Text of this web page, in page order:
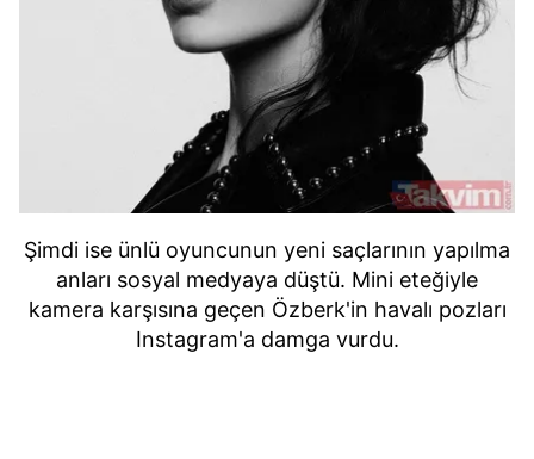
Şimdi ise ünlü oyuncunun yeni saçlarının yapılma
anları sosyal medyaya düştü. Mini eteğiyle
kamera karşısına geçen Özberk'in havalı pozları
Instagram'a damga vurdu.